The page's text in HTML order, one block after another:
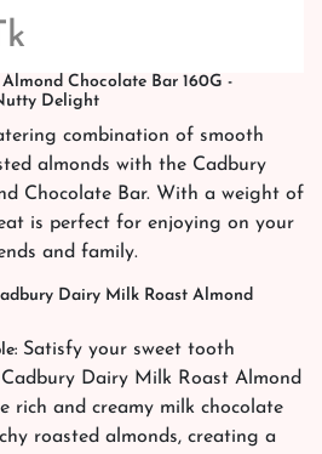
Chocolate Bar 160G -
Delight
combination of smooth
almonds with the Cadbury
Chocolate Bar. With a weight of
is perfect for enjoying on your
and family.
Dairy Milk Roast Almond
Satisfy your sweet tooth
Dairy Milk Roast Almond
rich and creamy milk chocolate
roasted almonds, creating a